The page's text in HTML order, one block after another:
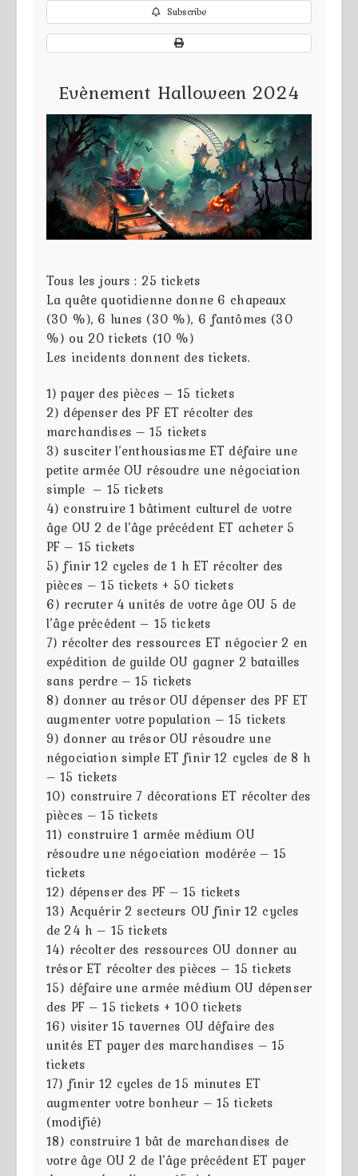
Subscribe
Evènement Halloween 2024
Tous les jours : 25 tickets
La quête quotidienne donne 6 chapeaux
(30 %), 6 lunes (30 %), 6 fantômes (30
%) ou 20 tickets (10 %)
Les incidents donnent des tickets.
1) payer des pièces – 15 tickets
2) dépenser des PF ET récolter des
marchandises – 15 tickets
3) susciter l’enthousiasme ET défaire une
petite armée OU résoudre une négociation
simple – 15 tickets
4) construire 1 bâtiment culturel de votre
âge OU 2 de l’âge précédent ET acheter 5
PF – 15 tickets
5) finir 12 cycles de 1 h ET récolter des
pièces – 15 tickets + 50 tickets
6) recruter 4 unités de votre âge OU 5 de
l’âge précédent – 15 tickets
7) récolter des ressources ET négocier 2 en
expédition de guilde OU gagner 2 batailles
sans perdre – 15 tickets
8) donner au trésor OU dépenser des PF ET
augmenter votre population – 15 tickets
9) donner au trésor OU résoudre une
négociation simple ET finir 12 cycles de 8 h
– 15 tickets
10) construire 7 décorations ET récolter des
pièces – 15 tickets
11) construire 1 armée médium OU
résoudre une négociation modérée – 15
tickets
12) dépenser des PF – 15 tickets
13) Acquérir 2 secteurs OU finir 12 cycles
de 24 h – 15 tickets
14) récolter des ressources OU donner au
trésor ET récolter des pièces – 15 tickets
15) défaire une armée médium OU dépenser
des PF – 15 tickets + 100 tickets
16) visiter 15 tavernes OU défaire des
unités ET payer des marchandises – 15
tickets
17) finir 12 cycles de 15 minutes ET
augmenter votre bonheur – 15 tickets
(modifié)
18) construire 1 bât de marchandises de
votre âge OU 2 de l’âge précédent ET payer